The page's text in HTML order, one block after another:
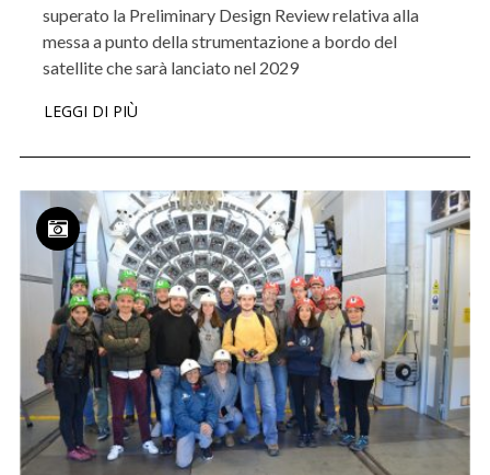
superato la Preliminary Design Review relativa alla
messa a punto della strumentazione a bordo del
satellite che sarà lanciato nel 2029
LEGGI DI PIÙ